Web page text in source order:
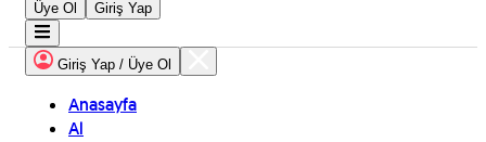
Üye Ol Giriş Yap
Giriş Yap / Üye Ol
Anasayfa
Al